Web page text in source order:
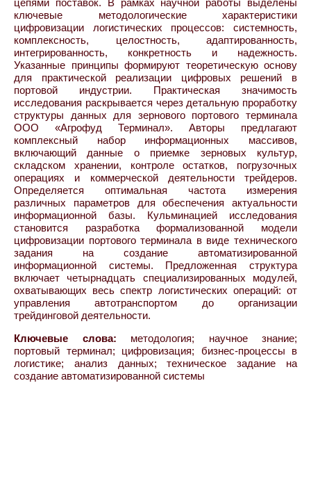
цепями поставок. В рамках научной работы выделены
ключевые методологические характеристики
цифровизации логистических процессов: системность,
комплексность, целостность, адаптированность,
интегрированность, конкретность и надежность.
Указанные принципы формируют теоретическую основу
для практической реализации цифровых решений в
портовой индустрии. Практическая значимость
исследования раскрывается через детальную проработку
структуры данных для зернового портового терминала
ООО «Агрофуд Терминал». Авторы предлагают
комплексный набор информационных массивов,
включающий данные о приемке зерновых культур,
складском хранении, контроле остатков, погрузочных
операциях и коммерческой деятельности трейдеров.
Определяется оптимальная частота измерения
различных параметров для обеспечения актуальности
информационной базы. Кульминацией исследования
становится разработка формализованной модели
цифровизации портового терминала в виде технического
задания на создание автоматизированной
информационной системы. Предложенная структура
включает четырнадцать специализированных модулей,
охватывающих весь спектр логистических операций: от
управления автотранспортом до организации
трейдинговой деятельности.
Ключевые слова: методология; научное знание;
портовый терминал; цифровизация; бизнес-процессы в
логистике; анализ данных; техническое задание на
создание автоматизированной системы